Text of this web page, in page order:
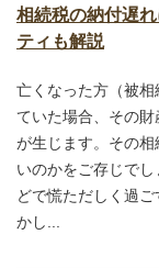
相続税の納付遅
ティも解説
亡くなった方（被
ていた場合、その
が生じます。その
いのかをご存じで
どで慌ただしく過
かし...